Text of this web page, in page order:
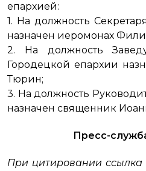
епархией:
1. На должность
назначен иеромонах
2. На должность
Городецкой епархии
Тюрин;
3. На должность
назначен священник
Пресс-
При цитировании ссылка